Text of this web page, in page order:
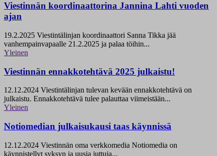
Viestinnän koordinaattorina Jannina Lahti vuoden
ajan
19.2.2025 Viestintälinjan koordinaattori Sanna Tikka jää
vanhempainvapaalle 21.2.2025 ja palaa töihin...
Yleinen
Viestinnän ennakkotehtävä 2025 julkaistu!
12.12.2024 Viestintälinjan tulevan kevään ennakkotehtävä on
julkaistu. Ennakkotehtävä tulee palauttaa viimeistään...
Yleinen
Notiomedian julkaisukausi taas käynnissä
12.12.2024 Viestinnän oma verkkomedia Notiomedia on
käynnistellyt syksyn ja uusia juttuja...